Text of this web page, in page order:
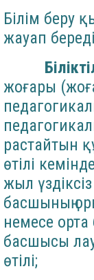
Білім беру
жауап
жоғары
растайтын
өтілі
жыл
басшының
немесе орта
басшысы
өтілі;